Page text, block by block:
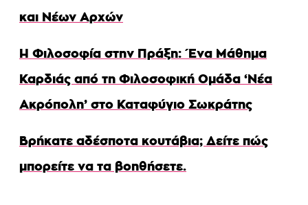
και Νέων Αρχών
Η Φιλοσοφία στην Πράξη: Ένα Μάθημα
Καρδιάς από τη Φιλοσοφική Ομάδα ‘Νέα
Ακρόπολη’ στο Καταφύγιο Σωκράτης
Βρήκατε αδέσποτα κουτάβια; Δείτε πώς
μπορείτε να τα βοηθήσετε.